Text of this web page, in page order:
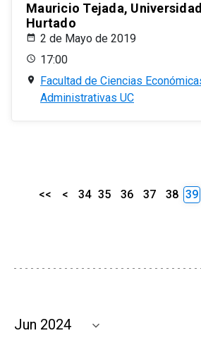
Mauricio Tejada,
Hurtado
2 de Mayo de 2019
17:00
Facultad de Ciencias
Administrativas UC
<< < 34 35 36 37 38 39